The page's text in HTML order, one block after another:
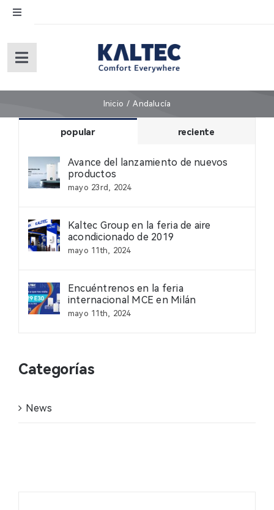
Skip
content
Toggle
English
Toggle
Inicio
Sobre nosotros
Productos
Garantía
Contacto
Profesional
Inicio Andalucía
popular reciente
Avance del lanzamiento de nuevos
productos
mayo 23rd, 2024
Kaltec Group en la feria de aire
acondicionado de 2019
mayo 11th, 2024
Encuéntrenos en la feria
internacional MCE en Milán
mayo 11th, 2024
Categorías
News